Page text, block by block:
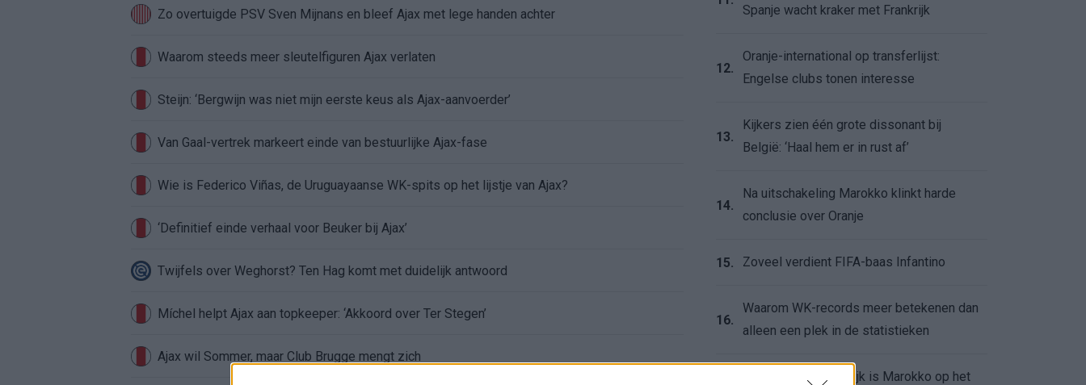
Zo overtuigde PSV Sven Mijnans en bleef Ajax met lege handen achter
Waarom steeds meer sleutelfiguren Ajax verlaten
Steijn: ‘Bergwijn was niet mijn eerste keus als Ajax-aanvoerder’
Van Gaal-vertrek markeert einde van bestuurlijke Ajax-fase
Wie is Federico Viñas, de Uruguayaanse WK-spits op het lijstje van Ajax?
‘Definitief einde verhaal voor Beuker bij Ajax’
Twijfels over Weghorst? Ten Hag komt met duidelijk antwoord
Míchel helpt Ajax aan topkeeper: ‘Akkoord over Ter Stegen’
Ajax wil Sommer, maar Club Brugge mengt zich
Spanje wacht kraker met Frankrijk
12.
Oranje-international op transferlijst:
Engelse clubs tonen interesse
13.
Kijkers zien één grote dissonant bij
België: ‘Haal hem er in rust af’
14.
Na uitschakeling Marokko klinkt harde
conclusie over Oranje
15. Zoveel verdient FIFA-baas Infantino
16.
Waarom WK-records meer betekenen dan
alleen een plek in de statistieken
Voor de Schilderswijk is Marokko op het